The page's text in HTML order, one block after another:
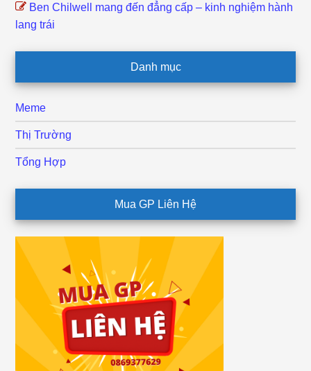
Ben Chilwell mang đến đẳng cấp – kinh nghiệm hành
lang trái
Danh mục
Meme
Thị Trường
Tổng Hợp
Mua GP Liên Hệ